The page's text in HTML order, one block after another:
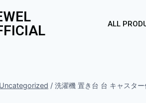
ALL
Uncategorized / 洗濯機 置き台 台 キャスタ